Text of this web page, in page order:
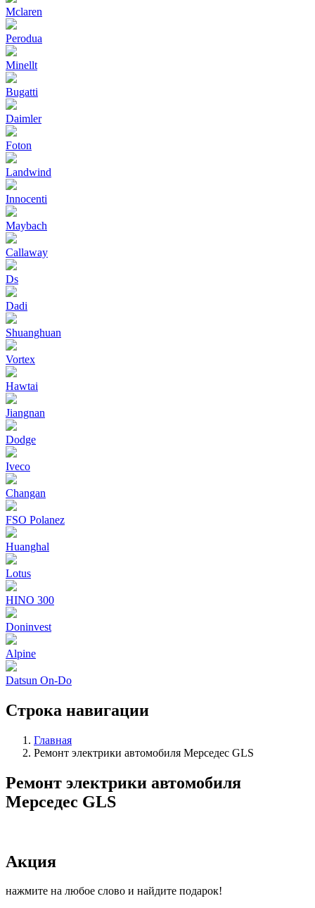
Mclaren
Perodua
Minellt
Bugatti
Daimler
Foton
Landwind
Innocenti
Maybach
Callaway
Ds
Dadi
Shuanghuan
Vortex
Hawtai
Jiangnan
Dodge
Iveco
Changan
FSO Polanez
Huanghal
Lotus
HINO 300
Doninvest
Alpine
Datsun On-Do
Строка навигации
Главная
Ремонт электрики автомобиля Мерседес GLS
Ремонт электрики автомобиля
Мерседес GLS
Акция
нажмите на любое слово и найдите подарок!